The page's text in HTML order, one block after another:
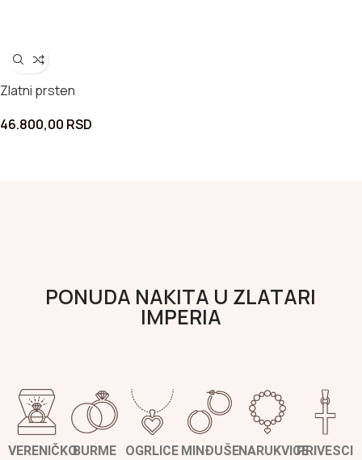
Zlatni prsten
46.800,00 RSD
PONUDA NAKITA U ZLATARI
IMPERIA
VERENIČKOBURME OGRLICE MINĐUŠENARUKVICEPRIVESCI